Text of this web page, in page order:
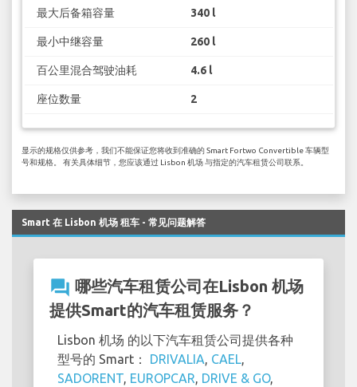
最大后备箱容量 340 l
最小中继容量 260 l
百公里混合驾驶油耗 4.6 l
座位数量 2
显示的规格仅供参考，我们不能保证您将收到准确的 Smart Fortwo Convertible 车辆型
号和规格。 有关具体细节，您应该通过 Lisbon 机场 与指定的汽车租赁公司联系。
Smart 在 Lisbon 机场 租车 - 常见问题解答
question_answer 哪些汽车租赁公司在Lisbon 机场
提供Smart的汽车租赁服务？
Lisbon 机场 的以下汽车租赁公司提供各种
型号的 Smart： DRIVALIA, CAEL,
SADORENT, EUROPCAR, DRIVE & GO,